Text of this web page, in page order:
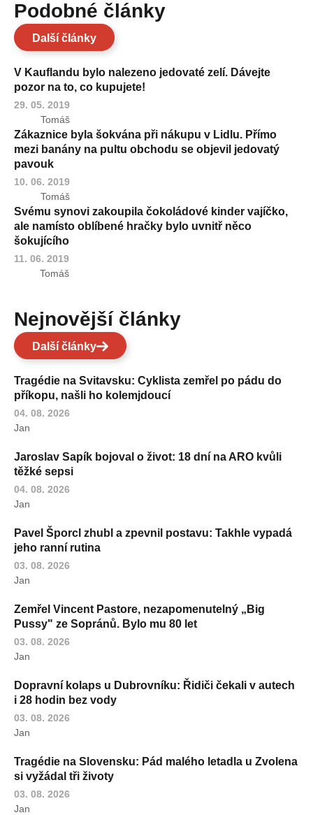
Podobné články
Další články
V Kauflandu bylo nalezeno jedovaté zelí. Dávejte
pozor na to, co kupujete!
29. 05. 2019
Tomáš
Zákaznice byla šokvána při nákupu v Lidlu. Přímo
mezi banány na pultu obchodu se objevil jedovatý
pavouk
10. 06. 2019
Tomáš
Svému synovi zakoupila čokoládové kinder vajíčko,
ale namísto oblíbené hračky bylo uvnitř něco
šokujícího
11. 06. 2019
Tomáš
Nejnovější články
Další články
Tragédie na Svitavsku: Cyklista zemřel po pádu do
příkopu, našli ho kolemjdoucí
04. 08. 2026
Jan
Jaroslav Sapík bojoval o život: 18 dní na ARO kvůli
těžké sepsi
04. 08. 2026
Jan
Pavel Šporcl zhubl a zpevnil postavu: Takhle vypadá
jeho ranní rutina
03. 08. 2026
Jan
Zemřel Vincent Pastore, nezapomenutelný „Big
Pussy" ze Sopránů. Bylo mu 80 let
03. 08. 2026
Jan
Dopravní kolaps u Dubrovníku: Řidiči čekali v autech
i 28 hodin bez vody
03. 08. 2026
Jan
Tragédie na Slovensku: Pád malého letadla u Zvolena
si vyžádal tři životy
03. 08. 2026
Jan